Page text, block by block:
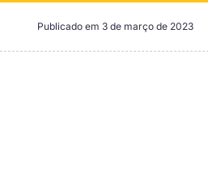
Publicado em 3 de março de 2023